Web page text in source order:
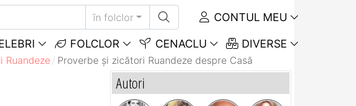
în folclor CONTUL MEU
FOLCLOR CENACLU DIVERSE
Ruandeze Proverbe și zicători Ruandeze despre Casă
Autori